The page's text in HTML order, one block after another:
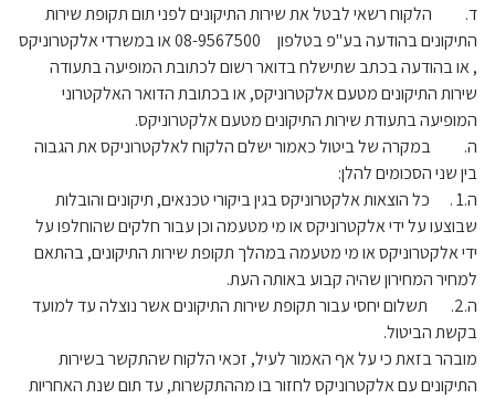
ד. הלקוח רשאי לבטל את שירות התיקונים לפני תום תקופת שירות
התיקונים בהודעה בע"פ בטלפון 08-9567500 או במשרדי אלקטרוניקס
, או בהודעה בכתב שתישלח בדואר רשום לכתובת המופיעה בתעודה
שירות התיקונים מטעם אלקטרוניקס, או בכתובת הדואר האלקטרוני
המופיעה בתעודת שירות התיקונים מטעם אלקטרוניקס.
ה. במקרה של ביטול כאמור ישלם הלקוח לאלקטרוניקס את הגבוה
בין שני הסכומים להלן:
ה.1 . כל הוצאות אלקטרוניקס בגין ביקורי טכנאים, תיקונים והובלות
שבוצעו על ידי אלקטרוניקס או מי מטעמה וכן עבור חלקים שהוחלפו על
ידי אלקטרוניקס או מי מטעמה במהלך תקופת שירות התיקונים, בהתאם
למחיר המחירון שהיה קבוע באותה העת.
ה.2. תשלום יחסי עבור תקופת שירות התיקונים אשר נוצלה עד למועד
בקשת הביטול.
מובהר בזאת כי על אף האמור לעיל, זכאי הלקוח שהתקשר בשירות
התיקונים עם אלקטרוניקס לחזור בו מההתקשרות, עד תום שנת האחריות